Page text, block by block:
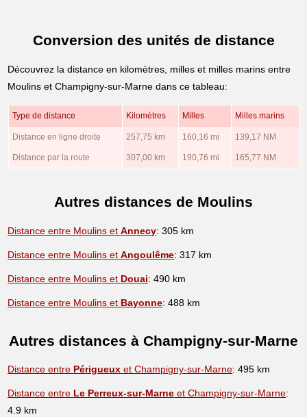
Conversion des unités de distance
Découvrez la distance en kilomètres, milles et milles marins entre
Moulins et Champigny-sur-Marne dans ce tableau:
Type de distance Kilomètres Milles Milles marins
Distance en ligne droite 257,75 km 160,16 mi 139,17 NM
Distance par la route 307,00 km 190,76 mi 165,77 NM
Autres distances de Moulins
Distance entre Moulins etAnnecy: 305 km
Distance entre Moulins etAngoulême: 317 km
Distance entre Moulins et Douai: 490 km
Distance entre Moulins et Bayonne: 488 km
Autres distances à Champigny-sur-Marne
Distance entre Périgueux et Champigny-sur-Marne: 495 km
Distance entre Le Perreux-sur-Marne et Champigny-sur-Marne:
4.9 km